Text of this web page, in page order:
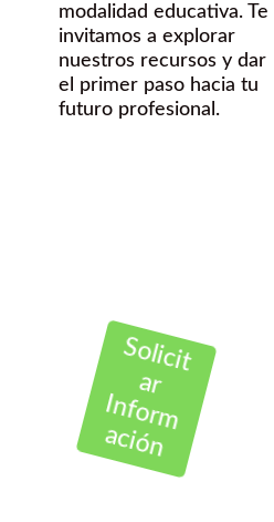
modalidad educativa. Te
invitamos a explorar
nuestros recursos y dar
el primer paso hacia tu
futuro profesional.
Solicit
ar
Inform
ación